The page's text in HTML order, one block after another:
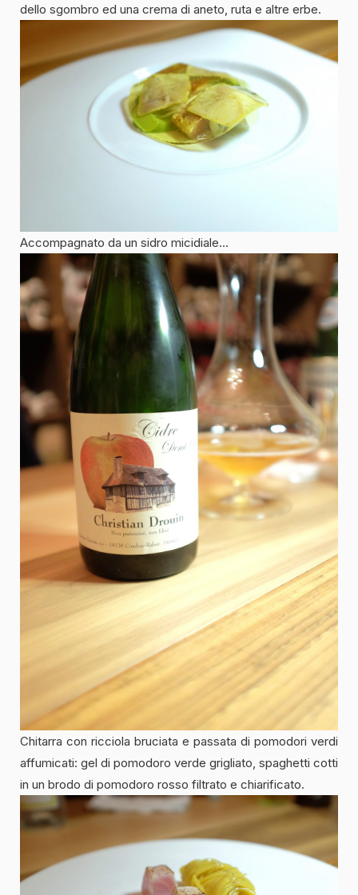
dello sgombro ed una crema di aneto, ruta e altre erbe.
Accompagnato da un sidro micidiale…
Chitarra con ricciola bruciata e passata di pomodori verdi
affumicati: gel di pomodoro verde grigliato, spaghetti cotti
in un brodo di pomodoro rosso filtrato e chiarificato.